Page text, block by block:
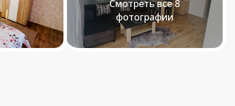
Смотреть все 8
фотографии